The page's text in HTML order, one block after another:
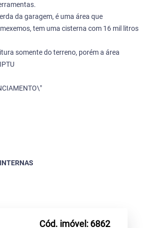
da garagem, é uma área que
tem uma cisterna com 16 mil litros
somente do terreno, porém a área
Cód. imóvel: 6862